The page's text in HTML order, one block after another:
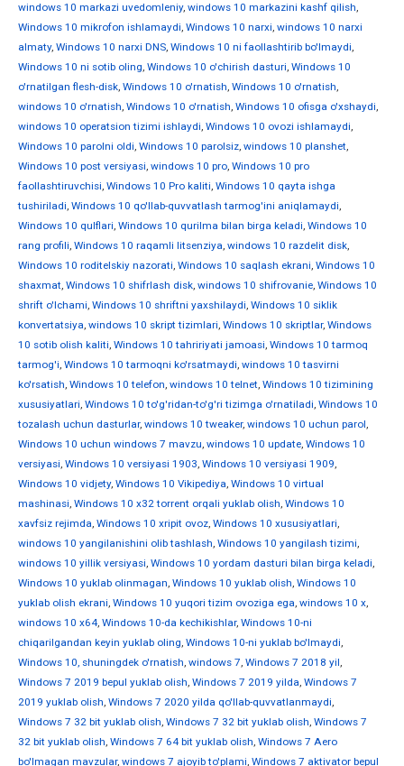
windows 10 markazi uvedomleniy, windows 10 markazini kashf qilish,
Windows 10 mikrofon ishlamaydi, Windows 10 narxi, windows 10 narxi
almaty, Windows 10 narxi DNS, Windows 10 ni faollashtirib bo'lmaydi,
Windows 10 ni sotib oling, Windows 10 o'chirish dasturi, Windows 10
o'rnatilgan flesh-disk, Windows 10 o'rnatish, Windows 10 o'rnatish,
windows 10 o'rnatish, Windows 10 o'rnatish, Windows 10 ofisga o'xshaydi,
windows 10 operatsion tizimi ishlaydi, Windows 10 ovozi ishlamaydi,
Windows 10 parolni oldi, Windows 10 parolsiz, windows 10 planshet,
Windows 10 post versiyasi, windows 10 pro, Windows 10 pro
faollashtiruvchisi, Windows 10 Pro kaliti, Windows 10 qayta ishga
tushiriladi, Windows 10 qo'llab-quvvatlash tarmog'ini aniqlamaydi,
Windows 10 qulflari, Windows 10 qurilma bilan birga keladi, Windows 10
rang profili, Windows 10 raqamli litsenziya, windows 10 razdelit disk,
Windows 10 roditelskiy nazorati, Windows 10 saqlash ekrani, Windows 10
shaxmat, Windows 10 shifrlash disk, windows 10 shifrovanie, Windows 10
shrift o'lchami, Windows 10 shriftni yaxshilaydi, Windows 10 siklik
konvertatsiya, windows 10 skript tizimlari, Windows 10 skriptlar, Windows
10 sotib olish kaliti, Windows 10 tahririyati jamoasi, Windows 10 tarmoq
tarmog'i, Windows 10 tarmoqni ko'rsatmaydi, windows 10 tasvirni
ko'rsatish, Windows 10 telefon, windows 10 telnet, Windows 10 tizimining
xususiyatlari, Windows 10 to'g'ridan-to'g'ri tizimga o'rnatiladi, Windows 10
tozalash uchun dasturlar, windows 10 tweaker, windows 10 uchun parol,
Windows 10 uchun windows 7 mavzu, windows 10 update, Windows 10
versiyasi, Windows 10 versiyasi 1903, Windows 10 versiyasi 1909,
Windows 10 vidjety, Windows 10 Vikipediya, Windows 10 virtual
mashinasi, Windows 10 x32 torrent orqali yuklab olish, Windows 10
xavfsiz rejimda, Windows 10 xripit ovoz, Windows 10 xususiyatlari,
windows 10 yangilanishini olib tashlash, Windows 10 yangilash tizimi,
windows 10 yillik versiyasi, Windows 10 yordam dasturi bilan birga keladi,
Windows 10 yuklab olinmagan, Windows 10 yuklab olish, Windows 10
yuklab olish ekrani, Windows 10 yuqori tizim ovoziga ega, windows 10 х,
windows 10 х64, Windows 10-da kechikishlar, Windows 10-ni
chiqarilgandan keyin yuklab oling, Windows 10-ni yuklab bo'lmaydi,
Windows 10, shuningdek o'rnatish, windows 7, Windows 7 2018 yil,
Windows 7 2019 bepul yuklab olish, Windows 7 2019 yilda, Windows 7
2019 yuklab olish, Windows 7 2020 yilda qo'llab-quvvatlanmaydi,
Windows 7 32 bit yuklab olish, Windows 7 32 bit yuklab olish, Windows 7
32 bit yuklab olish, Windows 7 64 bit yuklab olish, Windows 7 Aero
bo'lmagan mavzular, windows 7 ajoyib to'plami, Windows 7 aktivator bepul